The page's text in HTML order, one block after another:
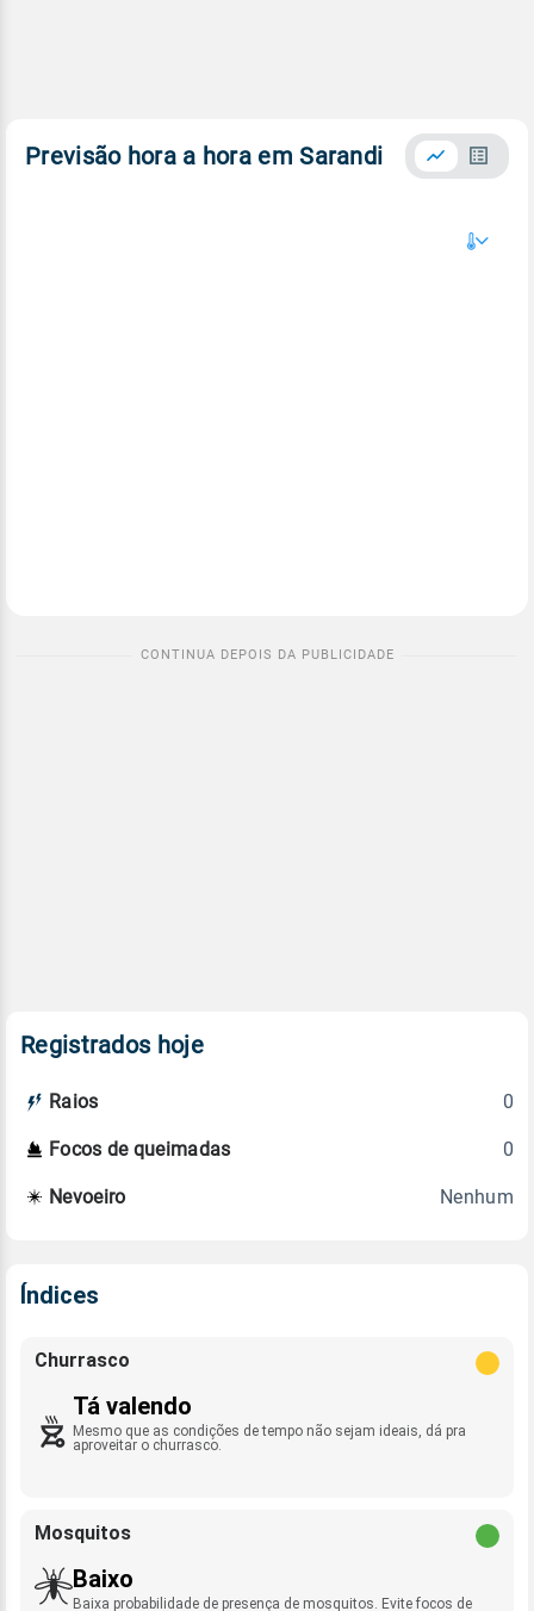
Previsão hora a hora em Sarandi
Registrados hoje
Raios 0
Focos de queimadas 0
Nevoeiro Nenhum
Índices
Churrasco
Tá valendo
Mesmo que as condições de tempo não sejam ideais, dá pra
aproveitar o churrasco.
Mosquitos
Baixo
Baixa probabilidade de presença de mosquitos. Evite focos de